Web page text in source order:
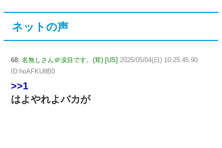
ネットの声
68: 名無しさん＠涙目です。(茸) [US] 2025/05/04(日) 10:25:45.90
ID:hoAFKU8B0
>>1
はよやれよバカが